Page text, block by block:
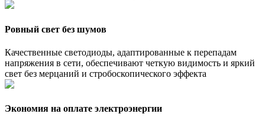
Ровный свет без шумов
Качественные светодиоды, адаптированные к перепадам
напряжения в сети, обеспечивают четкую видимость и яркий
свет без мерцаний и стробоскопического эффекта
Экономия на оплате электроэнергии